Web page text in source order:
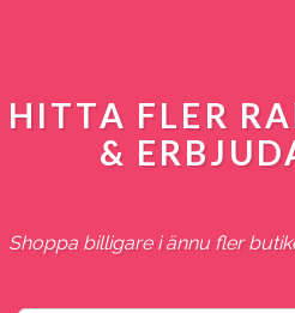
HITTA FLER
&
Shoppa billigare i ännu fler